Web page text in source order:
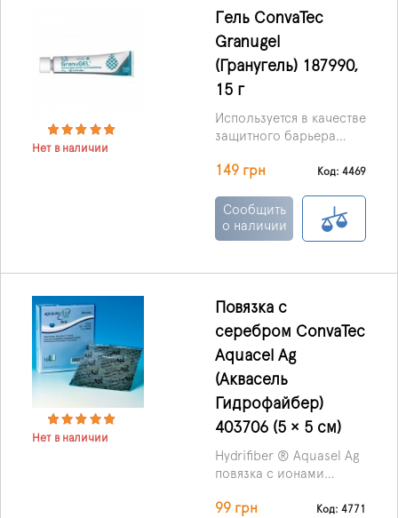
заживления раны.
Нет в наличии
Гель ConvaTec
Granugel
(Гранугель) 187990,
15 г
Используется в качестве
защитного барьера
использован в качестве
неровных поверхностях
кожи, чтобы помочь и
защитить кожу.
149 грн Код: 4469
Сообщить
о наличии
Нет в наличии
Повязка с
серебром ConvaTec
Aquacel Ag
(Аквасель
Гидрофайбер)
403706 (5 × 5 см)
Hydrifiber ® Aquasel Ag
повязка с ионами
ConvaTec
99 грн Код: 4771